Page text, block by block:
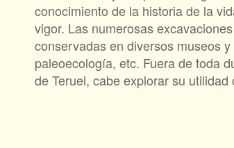
conocimiento de la historia de la
vigor. Las numerosas
conservadas en diversos museos
paleoecología, etc. Fuera de toda
de Teruel, cabe explorar su